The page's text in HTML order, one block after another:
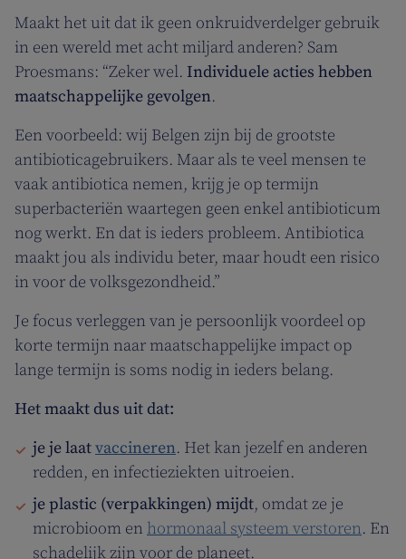
Maakt het uit dat ik geen onkruidverdelger gebruik
in een wereld met acht miljard anderen? Sam
Proesmans: “Zeker wel. Individuele acties hebben
maatschappelijke gevolgen.
Een voorbeeld: wij Belgen zijn bij de grootste
antibioticagebruikers. Maar als te veel mensen te
vaak antibiotica nemen, krijg je op termijn
superbacteriën waartegen geen enkel antibioticum
nog werkt. En dat is ieders probleem. Antibiotica
maakt jou als individu beter, maar houdt een risico
in voor de volksgezondheid.”
Je focus verleggen van je persoonlijk voordeel op
korte termijn naar maatschappelijke impact op
lange termijn is soms nodig in ieders belang.
Het maakt dus uit dat:
je je laatvaccineren. Het kan jezelf en anderen
redden, en infectieziekten uitroeien.
je plastic (verpakkingen) mijdt, omdat ze je
microbioom en hormonaal systeem verstoren. En
schadelijk zijn voor de planeet.